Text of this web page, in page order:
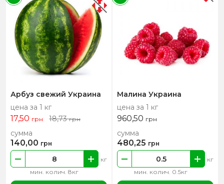
Арбуз свежий Украина
цена за 1 кг
17,50 грн 18,73грн
мин. колич. 8кг
кг
сумма
140,00 грн
Малина Украина
цена за 1 кг
960,50 грн
мин. колич. 0.5кг
кг
сумма
480,25 грн